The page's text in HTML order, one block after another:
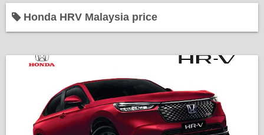
Bantuan Kerajaan
Kerja Kosong Terkini
Honda HRV Malaysia price